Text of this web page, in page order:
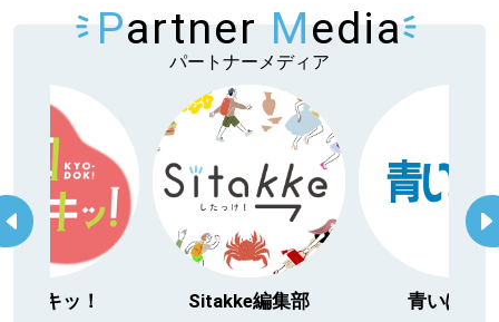
Partner Media
パートナーメディア
日ドキッ！ Sitakke編集部 青いぽす